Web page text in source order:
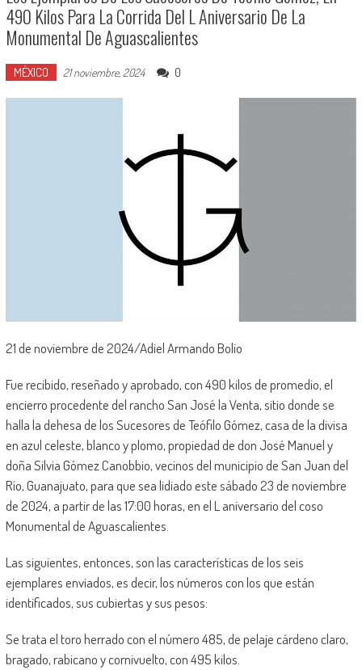
490 Kilos Para La Corrida Del L Aniversario De La
Monumental De Aguascalientes
MÉXICO 21 noviembre, 2024 0
21 de noviembre de 2024/Adiel Armando Bolio
Fue recibido, reseñado y aprobado, con 490 kilos de promedio, el
encierro procedente del rancho San José la Venta, sitio donde se
halla la dehesa de los Sucesores de Teófilo Gómez, casa de la divisa
en azul celeste, blanco y plomo, propiedad de don José Manuel y
doña Silvia Gómez Canobbio, vecinos del municipio de San Juan del
Río, Guanajuato, para que sea lidiado este sábado 23 de noviembre
de 2024, a partir de las 17:00 horas, en el L aniversario del coso
Monumental de Aguascalientes.
Las siguientes, entonces, son las características de los seis
ejemplares enviados, es decir, los números con los que están
identificados, sus cubiertas y sus pesos:
Se trata el toro herrado con el número 485, de pelaje cárdeno claro,
bragado, rabicano y cornivuelto, con 495 kilos.